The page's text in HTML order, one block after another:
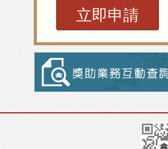
立即申請